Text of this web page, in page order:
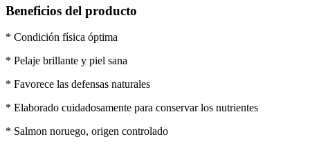
Beneficios del producto
* Condición física óptima
* Pelaje brillante y piel sana
* Favorece las defensas naturales
* Elaborado cuidadosamente para conservar los nutrientes
* Salmon noruego, origen controlado